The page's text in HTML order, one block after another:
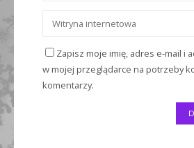
Zapisz moje imię, adres e-mail i
w mojej przeglądarce na potrzeby
komentarzy.